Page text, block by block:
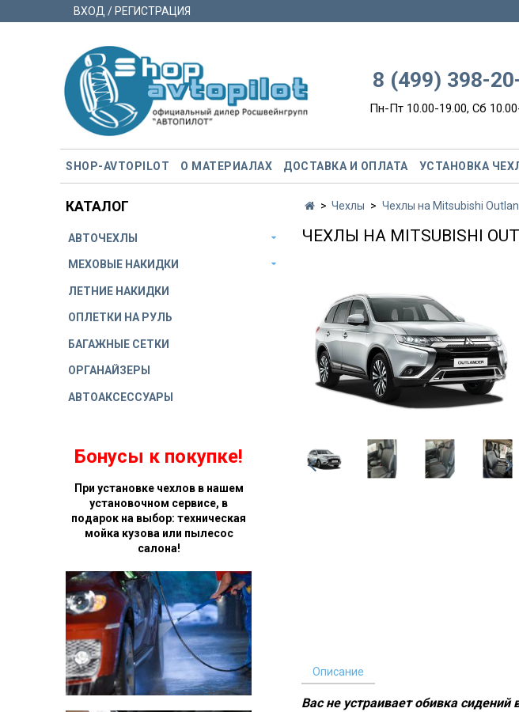
ВХОД / РЕГИСТРАЦИЯ
8 (499) 398-
Пн-Пт 10.00-19.00, Сб
SHOP-AVTOPILOT О МАТЕРИАЛАХ ДОСТАВКА И ОПЛАТА УСТАНОВКА
Чехлы Чехлы на Mitsubishi
ЧЕХЛЫ НА MITSUBISHI
Описание
Вас не устраивает обивка сидений
КАТАЛОГ
АВТОЧЕХЛЫ
МЕХОВЫЕ НАКИДКИ
ЛЕТНИЕ НАКИДКИ
ОПЛЕТКИ НА РУЛЬ
БАГАЖНЫЕ СЕТКИ
ОРГАНАЙЗЕРЫ
АВТОАКСЕССУАРЫ
Бонусы к покупке!
При установке чехлов в нашем
установочном сервисе, в
подарок на выбор: техническая
мойка кузова или пылесос
салона!